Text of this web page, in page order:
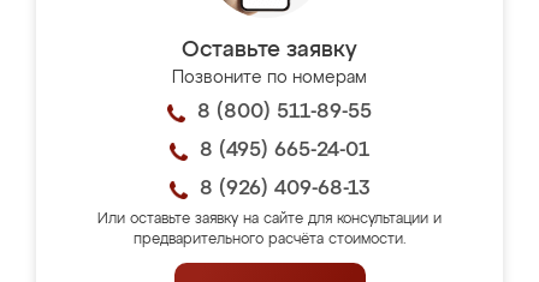
Оставьте заявку
Позвоните по номерам
8 (800) 511-89-55
8 (495) 665-24-01
8 (926) 409-68-13
Или оставьте заявку на сайте для консультации и
предварительного расчёта стоимости.